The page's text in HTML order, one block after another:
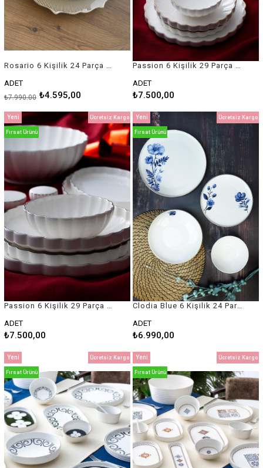
Rosario 6 Kişilik 24 Parça Porselen Yemek Takımı
ADET
₺4.595,00
₺7.990,00
Passion 6 Kişilik 29 Parça Gold Yaldızlı Beyaz Porselen Yemek Takımı
ADET
₺7.500,00
ADET
₺7.500,00
Ücretsiz Kargo
Yeni
Ürün
Fırsat Ürünü
ADET
₺6.990,00
Ücretsiz Kargo
Yeni
Ürün
Fırsat Ürünü
Ücretsiz Kargo
Yeni
Ürün
Fırsat Ürünü
Ücretsiz Kargo
Yeni
Ürün
Fırsat Ürünü